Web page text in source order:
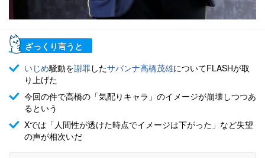
ざっくり言うと
いじめ騒動を謝罪したサバンナ高橋茂雄についてFLASHが取
り上げた
今回の件で高橋の「気配りキャラ」のイメージが崩壊しつつあ
るという
Xでは「人間性が透けた時点でイメージは下がった」など失望
の声が相次いだ